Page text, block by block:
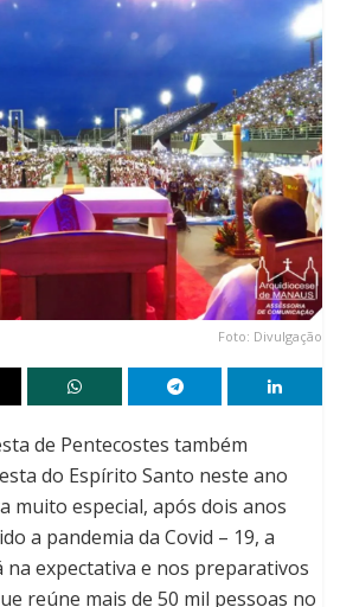
Foto: Divulgação
de Pentecostes também
do Espírito Santo neste ano
muito especial, após dois anos
a pandemia da Covid – 19, a
na expectativa e nos preparativos
reúne mais de 50 mil pessoas no